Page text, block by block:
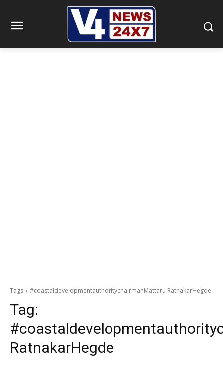
Tags #coastaldevelopmentauthoritychairmanMattaru RatnakarHegde
Tag:
RatnakarHegde